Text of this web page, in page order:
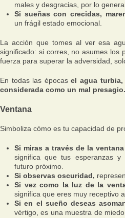
males y desgracias, por lo
Si sueñas con crecidas,
un frágil estado emocional.
La acción que tomes al ver esa
significado: si corres, no asumes los
fuerza para superar la adversidad,
En todas las épocasel agua
considerada como un mal presagio.
Ventana
Simboliza cómo es tu capacidad de
Si miras a través de la
significa que tus esperanzas
futuro próximo.
Si observas oscuridad,
Si vez como la luz de la
significa que eres muy receptivo
Si en el sueño deseas
vértigo, es una muestra de